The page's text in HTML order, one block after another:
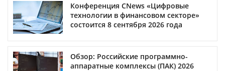
Конференция CNews «Цифровые
технологии в финансовом секторе»
состоится 8 сентября 2026 года
Обзор: Российские программно-
аппаратные комплексы (ПАК) 2026